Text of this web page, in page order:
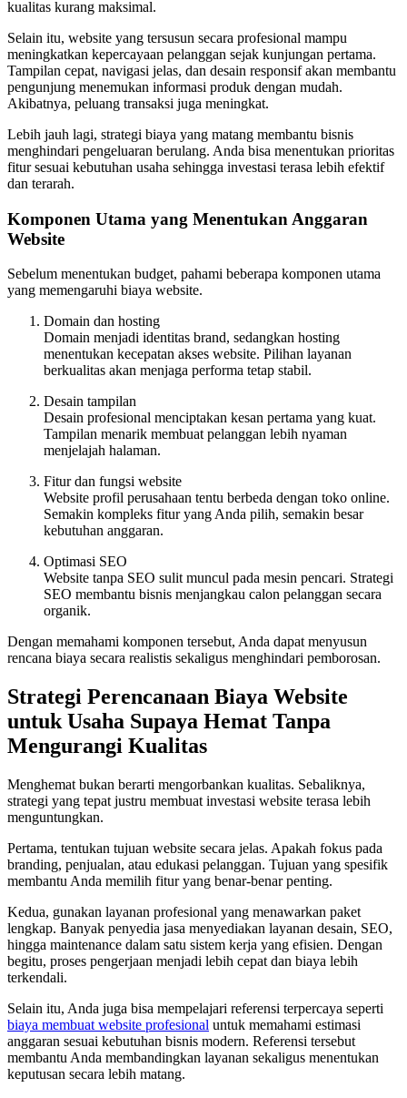
kualitas kurang maksimal.
Selain itu, website yang tersusun secara profesional mampu
meningkatkan kepercayaan pelanggan sejak kunjungan pertama.
Tampilan cepat, navigasi jelas, dan desain responsif akan membantu
pengunjung menemukan informasi produk dengan mudah.
Akibatnya, peluang transaksi juga meningkat.
Lebih jauh lagi, strategi biaya yang matang membantu bisnis
menghindari pengeluaran berulang. Anda bisa menentukan prioritas
fitur sesuai kebutuhan usaha sehingga investasi terasa lebih efektif
dan terarah.
Komponen Utama yang Menentukan Anggaran
Website
Sebelum menentukan budget, pahami beberapa komponen utama
yang memengaruhi biaya website.
Domain dan hosting
Domain menjadi identitas brand, sedangkan hosting
menentukan kecepatan akses website. Pilihan layanan
berkualitas akan menjaga performa tetap stabil.
Desain tampilan
Desain profesional menciptakan kesan pertama yang kuat.
Tampilan menarik membuat pelanggan lebih nyaman
menjelajah halaman.
Fitur dan fungsi website
Website profil perusahaan tentu berbeda dengan toko online.
Semakin kompleks fitur yang Anda pilih, semakin besar
kebutuhan anggaran.
Optimasi SEO
Website tanpa SEO sulit muncul pada mesin pencari. Strategi
SEO membantu bisnis menjangkau calon pelanggan secara
organik.
Dengan memahami komponen tersebut, Anda dapat menyusun
rencana biaya secara realistis sekaligus menghindari pemborosan.
Strategi Perencanaan Biaya Website
untuk Usaha Supaya Hemat Tanpa
Mengurangi Kualitas
Menghemat bukan berarti mengorbankan kualitas. Sebaliknya,
strategi yang tepat justru membuat investasi website terasa lebih
menguntungkan.
Pertama, tentukan tujuan website secara jelas. Apakah fokus pada
branding, penjualan, atau edukasi pelanggan. Tujuan yang spesifik
membantu Anda memilih fitur yang benar-benar penting.
Kedua, gunakan layanan profesional yang menawarkan paket
lengkap. Banyak penyedia jasa menyediakan layanan desain, SEO,
hingga maintenance dalam satu sistem kerja yang efisien. Dengan
begitu, proses pengerjaan menjadi lebih cepat dan biaya lebih
terkendali.
Selain itu, Anda juga bisa mempelajari referensi terpercaya seperti
biaya membuat website profesional untuk memahami estimasi
anggaran sesuai kebutuhan bisnis modern. Referensi tersebut
membantu Anda membandingkan layanan sekaligus menentukan
keputusan secara lebih matang.